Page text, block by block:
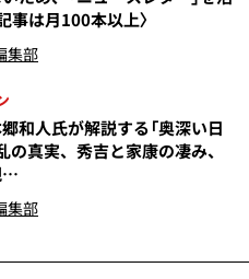
事は月100本以上〉
集部
和人氏が解説する「奥深い日
真実、秀吉と家康の凄み、
…
集部